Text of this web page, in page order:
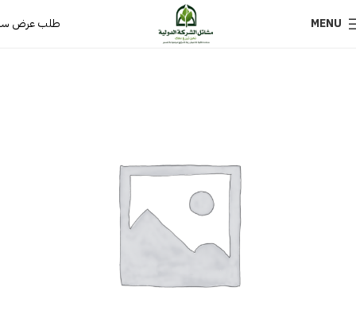
MENU طلب عرض